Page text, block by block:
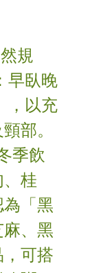
規
早臥晚
，以充
部。
季飲
桂
「黑
、黑
可搭